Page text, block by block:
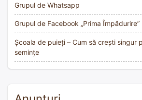
Grupul de Whatsapp
Grupul de Facebook „Prima Împădurire”
Școala de puieți – Cum să crești singur
semințe